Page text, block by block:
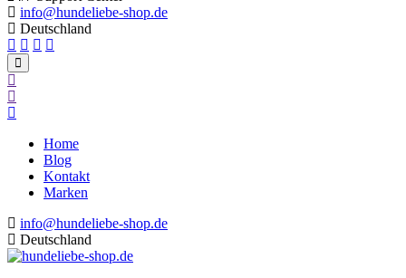
info@hundeliebe-shop.de
Deutschland
Home
Blog
Kontakt
Marken
info@hundeliebe-shop.de
Deutschland